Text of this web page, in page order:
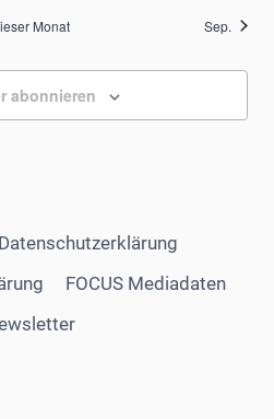
Monat Sep.
abonnieren
Datenschutzerklärung
FOCUS Mediadaten